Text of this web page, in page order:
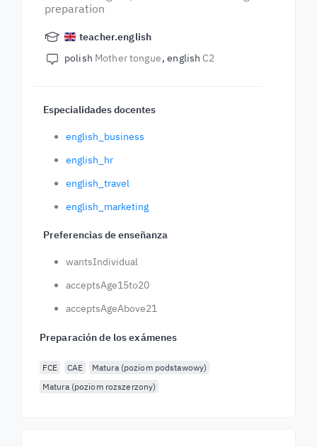
preparation
teacher.english
polish Mother tongue english C2
Especialidades docentes
english_business
english_hr
english_travel
english_marketing
Preferencias de enseñanza
wantsIndividual
acceptsAge15to20
acceptsAgeAbove21
Preparación de los exámenes
FCE CAE
Matura (poziom podstawowy)
Matura (poziom rozszerzony)